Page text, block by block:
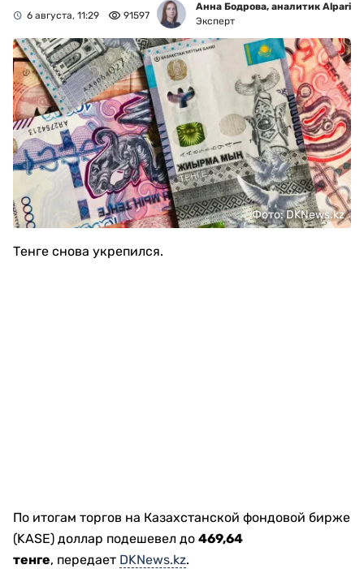
6 августа, 11:29 91597
Анна Бодрова, аналитик Alpari
Эксперт
Фото: DKNews.kz
Тенге снова укрепился.
По итогам торгов на Казахстанской фондовой бирже
(KASE) доллар подешевел до 469,64
тенге, передает DKNews.kz.